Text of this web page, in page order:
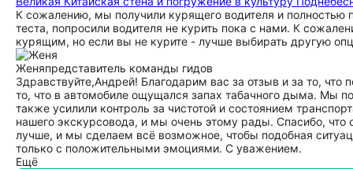
растягивать ритуал на час. Но пока вы ждали мастерицу,
императорских традициях чаепития. Магазин — это не
только что продегустировали. Никто не заставлял вас
что здесь гид «немного разговорился». Это доказывает,
группы. Вы признались, что в машине читали телефоны и
а не плохая работа. Мы уважаем ваш огромный
другого формата: он про свободу, комфорт, отсутствие
цену, которую вы заплатили. Нам жаль, что этот формат не
«не экскурсия» и что гид плох. С уважением и искренней
команда экскурсионного сервиса
К сожалению, мы получили курящего водителя и
теста, попросили водителя не курить пока с нами. К
курящим, но если вы не курите - лучше выбирать другую
Женяпредставитель команды гидов
Здравствуйте,Андрей! Благодарим вас за отзыв и за то,
то, что в автомобиле ощущался запах табачного дыма. Мы
также усилили контроль за чистотой и состоянием
нашего экскурсовода, и мы очень этому рады. Спасибо,
лучше, и мы сделаем всё возможное, чтобы подобная
только с положительными эмоциями. С уважением.
Ещё